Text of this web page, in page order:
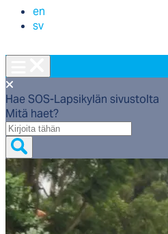
en
sv
Hae SOS-Lapsikylän sivustolta
Mitä haet?
Mitä
haet?